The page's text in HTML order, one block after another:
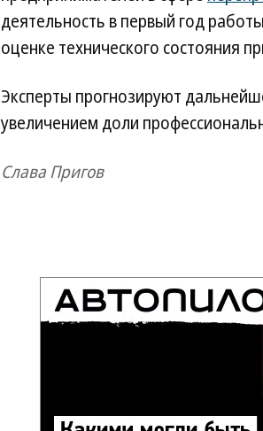
деятельность в первый год
оценке технического состояния
Эксперты прогнозируют
увеличением доли
Слава Пригов